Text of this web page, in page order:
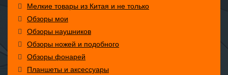
Мелкие товары из Китая и не только
Обзоры мои
Обзоры наушников
Обзоры ножей и подобного
Обзоры фонарей
Планшеты и аксессуары